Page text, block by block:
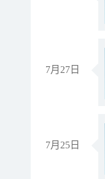
7月27日
7月25日